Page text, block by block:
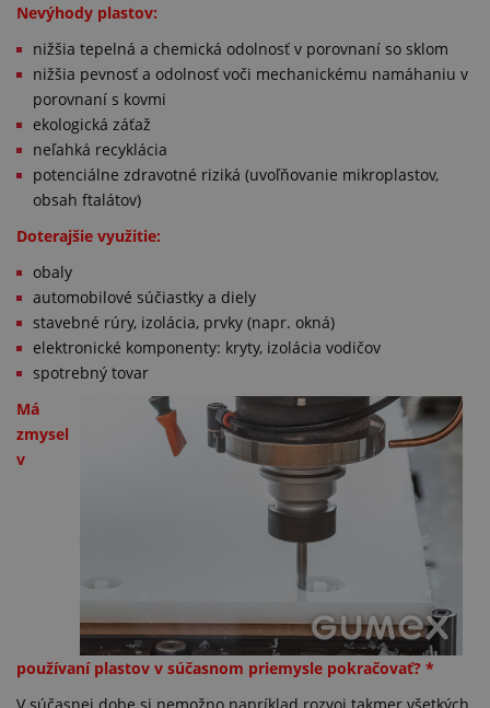
Nevýhody plastov:
nižšia tepelná a chemická odolnosť v porovnaní so sklom
nižšia pevnosť a odolnosť voči mechanickému namáhaniu v
porovnaní s kovmi
ekologická záťaž
neľahká recyklácia
potenciálne zdravotné riziká (uvoľňovanie mikroplastov,
obsah ftalátov)
Doterajšie využitie:
obaly
automobilové súčiastky a diely
stavebné rúry, izolácia, prvky (napr. okná)
elektronické komponenty: kryty, izolácia vodičov
spotrebný tovar
Má
zmysel
v
používaní plastov v súčasnom priemysle pokračovať? *